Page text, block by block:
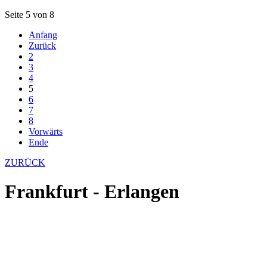
Seite 5 von 8
Anfang
Zurück
2
3
4
5
6
7
8
Vorwärts
Ende
ZURÜCK
Frankfurt - Erlangen